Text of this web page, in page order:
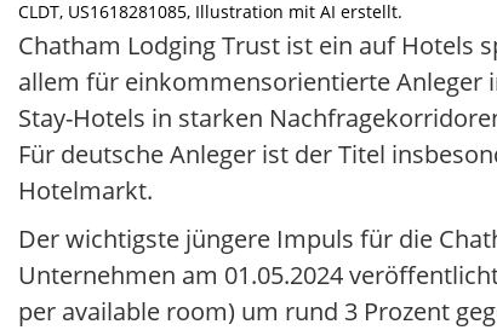
CLDT, US1618281085, Illustration mit AI erstellt.
Chatham Lodging Trust ist ein auf Hotels
allem für einkommensorientierte Anleger
Stay-Hotels in starken
Für deutsche Anleger ist der Titel
Hotelmarkt.
Der wichtigste jüngere Impuls für die
Unternehmen am 01.05.2024
per available room) um rund 3 Prozent